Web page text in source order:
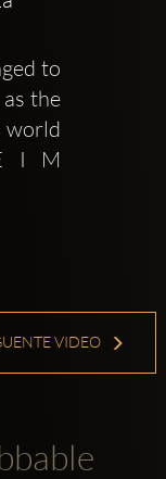
to
the
world
I M
VIDEO